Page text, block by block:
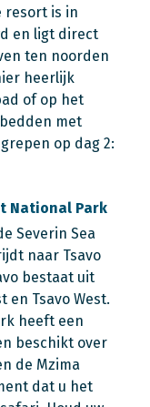
resort is in
en ligt direct
ten noorden
heerlijk
of op het
met
op dag 2:
National Park
Severin Sea
naar Tsavo
bestaat uit
en Tsavo West.
heeft een
beschikt over
de Mzima
dat u het